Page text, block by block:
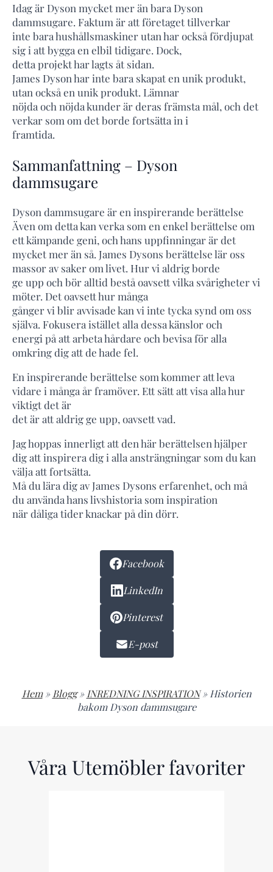
Idag är Dyson mycket mer än bara Dyson
dammsugare. Faktum är att företaget tillverkar
inte bara hushållsmaskiner utan har också fördjupat
sig i att bygga en elbil tidigare. Dock,
detta projekt har lagts åt sidan.
James Dyson har inte bara skapat en unik produkt,
utan också en unik produkt. Lämnar
nöjda och nöjda kunder är deras främsta mål, och det
verkar som om det borde fortsätta in i
framtida.
Sammanfattning – Dyson
dammsugare
Dyson dammsugare är en inspirerande berättelse
Även om detta kan verka som en enkel berättelse om
ett kämpande geni, och hans uppfinningar är det
mycket mer än så. James Dysons berättelse lär oss
massor av saker om livet. Hur vi aldrig borde
ge upp och bör alltid bestå oavsett vilka svårigheter vi
möter. Det oavsett hur många
gånger vi blir avvisade kan vi inte tycka synd om oss
själva. Fokusera istället alla dessa känslor och
energi på att arbeta hårdare och bevisa för alla
omkring dig att de hade fel.
En inspirerande berättelse som kommer att leva
vidare i många år framöver. Ett sätt att visa alla hur
viktigt det är
det är att aldrig ge upp, oavsett vad.
Jag hoppas innerligt att den här berättelsen hjälper
dig att inspirera dig i alla ansträngningar som du kan
välja att fortsätta.
Må du lära dig av James Dysons erfarenhet, och må
du använda hans livshistoria som inspiration
när dåliga tider knackar på din dörr.
Facebook
LinkedIn
Pinterest
E-post
Hem » Blogg » INREDNING INSPIRATION » Historien
bakom Dyson dammsugare
Våra Utemöbler favoriter